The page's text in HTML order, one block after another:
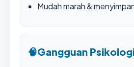
Mudah marah &
🧠Gangguan